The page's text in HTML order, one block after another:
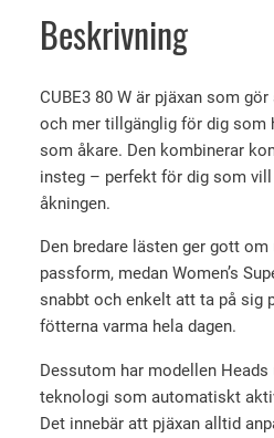
8
W
m
ä
n
g
Beskrivning
CUBE3 80 W är pjäxan som
och mer tillgänglig för dig som
som åkare. Den kombinerar
insteg – perfekt för dig som
åkningen.
Den bredare lästen ger gott
passform, medan Women’s
snabbt och enkelt att ta på sig
fötterna varma hela dagen.
Dessutom har modellen
teknologi som automatiskt
Det innebär att pjäxan alltid